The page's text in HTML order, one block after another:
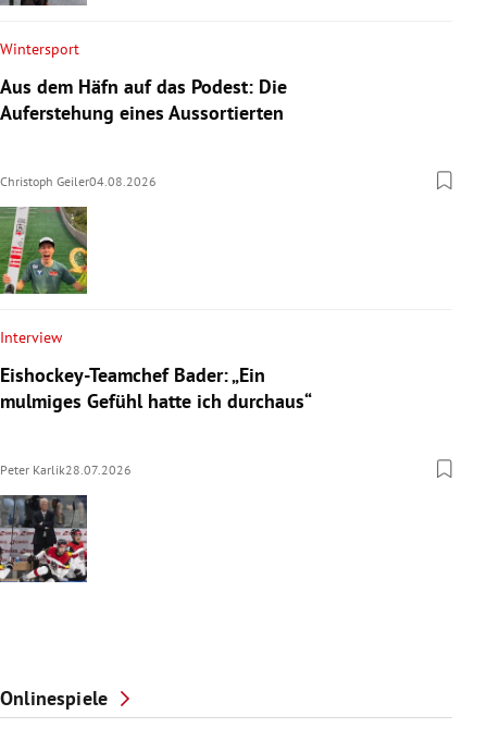
Wintersport
Aus dem Häfn auf das Podest: Die
Auferstehung eines Aussortierten
Christoph Geiler04.08.2026
Interview
Eishockey-Teamchef Bader: „Ein
mulmiges Gefühl hatte ich durchaus“
Peter Karlik28.07.2026
Onlinespiele